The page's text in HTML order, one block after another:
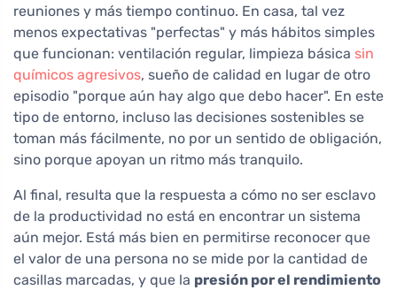
reuniones y más tiempo continuo. En casa, tal vez
menos expectativas "perfectas" y más hábitos simples
que funcionan: ventilación regular, limpieza básica sin
químicos agresivos, sueño de calidad en lugar de otro
episodio "porque aún hay algo que debo hacer". En este
tipo de entorno, incluso las decisiones sostenibles se
toman más fácilmente, no por un sentido de obligación,
sino porque apoyan un ritmo más tranquilo.
Al final, resulta que la respuesta a cómo no ser esclavo
de la productividad no está en encontrar un sistema
aún mejor. Está más bien en permitirse reconocer que
el valor de una persona no se mide por la cantidad de
casillas marcadas, y que la presión por el rendimiento